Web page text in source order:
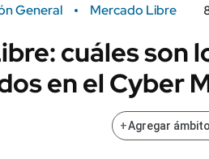
Sustentabilidad
Seguros
ENERGY REPORT
POLÍTICA
General Mercado Libre
cuáles son
en el Cyber
+Agregar